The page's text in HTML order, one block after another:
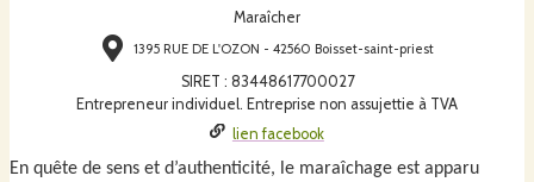
Maraîcher
1395 RUE DE L'OZON - 42560 Boisset-saint-priest
SIRET : 83448617700027
Entrepreneur individuel. Entreprise non assujettie à TVA
lien facebook
En quête de sens et d’authenticité, le maraîchage est apparu